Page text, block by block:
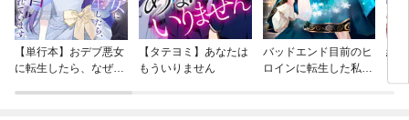
【単行本】おデブ悪女
に転生したら、なぜか
【タテヨミ】あなたは
もういりません
バッドエンド目前のヒ
ロインに転生した私、
結